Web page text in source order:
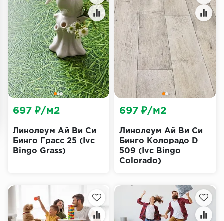
Линолеум Ай Ви Си
Бинго Грасс 25 (Ivc
Bingo Grass)
697 ₽/м2
Линолеум Ай Ви Си
Бинго Колорадо D
509 (Ivc Bingo
Colorado)
697 ₽/м2